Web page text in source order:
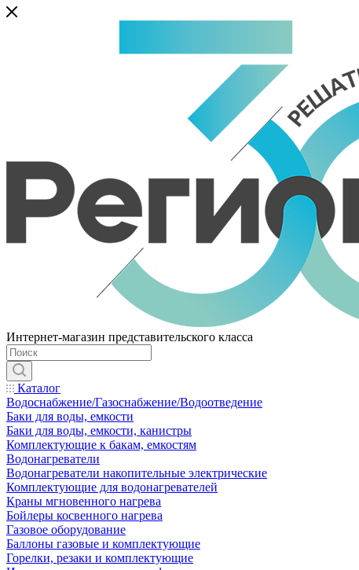
Интернет-магазин представительского класса
Каталог
Водоснабжение/Газоснабжение/Водоотведение
Баки для воды, емкости
Баки для воды, емкости, канистры
Комплектующие к бакам, емкостям
Водонагреватели
Водонагреватели накопительные электрические
Комплектующие для водонагревателей
Краны мгновенного нагрева
Бойлеры косвенного нагрева
Газовое оборудование
Баллоны газовые и комплектующие
Горелки, резаки и комплектующие